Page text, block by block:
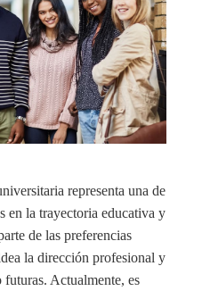
representa una de
en la trayectoria educativa y
de las preferencias
la dirección profesional y
futuras. Actualmente, es